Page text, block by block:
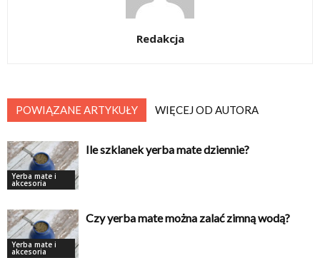
Redakcja
POWIĄZANE ARTYKUŁY WIĘCEJ OD AUTORA
Yerba mate i
akcesoria
Ile szklanek yerba mate dziennie?
Yerba mate i
akcesoria
Czy yerba mate można zalać zimną wodą?